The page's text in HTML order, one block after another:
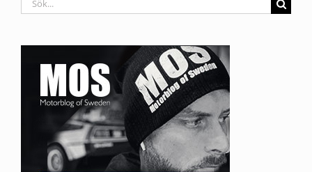
efter: